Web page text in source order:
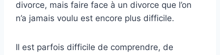
divorce, mais faire face à un divorce que l’on
n’a jamais voulu est encore plus difficile.
Il est parfois difficile de comprendre, de